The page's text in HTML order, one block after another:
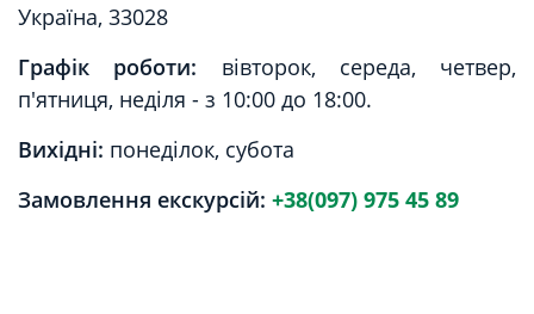
Україна, 33028
Графік роботи: вівторок, середа, четвер,
п'ятниця, неділя - з 10:00 до 18:00.
Вихідні: понеділок, субота
Замовлення екскурсій: +38(097) 975 45 89